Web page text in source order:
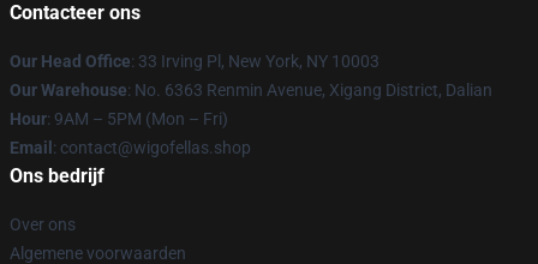
Contacteer ons
Our Head Office: 33 Irving Pl, New York, NY 10003
Our Warehouse: No. 6363 Renmin Avenue, Xigang District, Dalian
Hour: 9AM – 5PM (Mon – Fri)
Email : contact@wigofellas.shop
Ons bedrijf
Over ons
Algemene voorwaarden